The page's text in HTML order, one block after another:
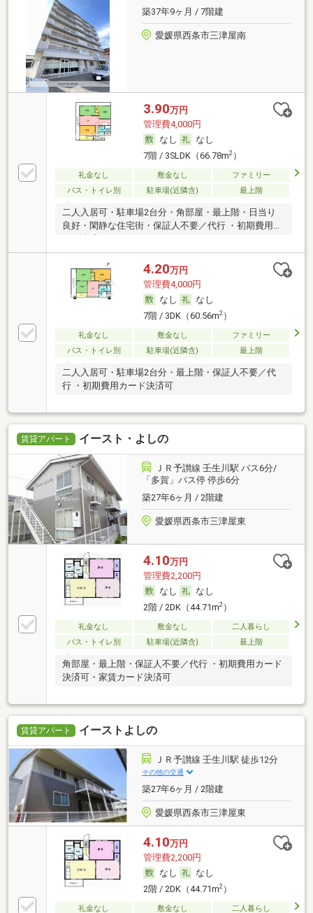
築37年9ヶ月 / 7階建
愛媛県西条市三津屋南
3.90万円
管理費4,000円
なし
なし
7階 / 3SLDK（66.78m2）
礼金なし 敷金なし
ファミリー
バス・トイレ別
駐車場(近隣含) 最上階
二人入居可・駐車場2台分・角部屋・最上階・日当り
良好・閑静な住宅街・保証人不要／代行 ・初期費用カ
4.20万円
管理費4,000円
なし
なし
7階 / 3DK（60.56m2）
礼金なし 敷金なし
ファミリー
バス・トイレ別
駐車場(近隣含) 最上階
二人入居可・駐車場2台分・最上階・保証人不要／代
行 ・初期費用カード決済可
賃貸アパート イースト・よしの
ＪＲ予讃線 壬生川駅 バス6分/
「多賀」バス停 停歩6分
築27年6ヶ月 / 2階建
愛媛県西条市三津屋東
4.10万円
管理費2,200円
なし
なし
2階 / 2DK（44.71m2）
礼金なし 敷金なし
二人暮らし
バス・トイレ別
駐車場(近隣含) 最上階
角部屋・最上階・保証人不要／代行 ・初期費用カード
決済可・家賃カード決済可
賃貸アパート イーストよしの
ＪＲ予讃線 壬生川駅 徒歩12分
その他の交通
築27年6ヶ月 / 2階建
愛媛県西条市三津屋東
4.10万円
管理費2,200円
なし
なし
2階 / 2DK（44.71m2）
礼金なし 敷金なし 二人暮らし